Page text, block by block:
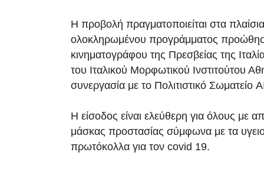
Η προβολή πραγματοποιείται στα
ολοκληρωμένου προγράμματος
κινηματογράφου της Πρεσβείας της
του Ιταλικού Μορφωτικού Ινστιτούτου
συνεργασία με το Πολιτιστικό Σωματείο
Η είσοδος είναι ελεύθερη για όλους με
μάσκας προστασίας σύμφωνα με τα
πρωτόκολλα για τον covid 19.